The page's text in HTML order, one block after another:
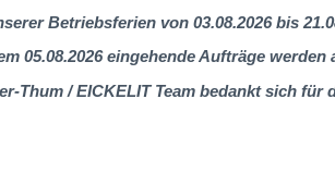
Betriebsferien von 03.08.2026 bis
05.08.2026 eingehende Aufträge
Thum / EICKELIT Team bedankt sich für